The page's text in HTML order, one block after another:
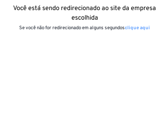
Você está sendo redirecionado ao site da empresa
escolhida
Se você não for redirecionado em alguns segundosclique aqui